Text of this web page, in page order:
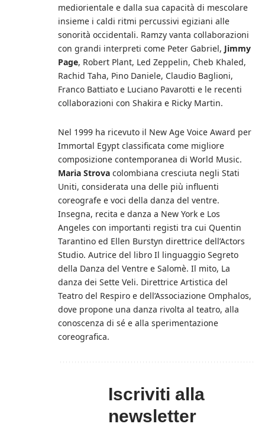
mediorientale e dalla sua capacità di mescolare
insieme i caldi ritmi percussivi egiziani alle
sonorità occidentali. Ramzy vanta collaborazioni
con grandi interpreti come Peter Gabriel, Jimmy
Page, Robert Plant, Led Zeppelin, Cheb Khaled,
Rachid Taha, Pino Daniele, Claudio Baglioni,
Franco Battiato e Luciano Pavarotti e le recenti
collaborazioni con Shakira e Ricky Martin.
Nel 1999 ha ricevuto il New Age Voice Award per
Immortal Egypt classificata come migliore
composizione contemporanea di World Music.
Maria Strova colombiana cresciuta negli Stati
Uniti, considerata una delle più influenti
coreografe e voci della danza del ventre.
Insegna, recita e danza a New York e Los
Angeles con importanti registi tra cui Quentin
Tarantino ed Ellen Burstyn direttrice dell’Actors
Studio. Autrice del libro Il linguaggio Segreto
della Danza del Ventre e Salomè. Il mito, La
danza dei Sette Veli. Direttrice Artistica del
Teatro del Respiro e dell’Associazione Omphalos,
dove propone una danza rivolta al teatro, alla
conoscenza di sé e alla sperimentazione
coreografica.
Iscriviti alla
newsletter